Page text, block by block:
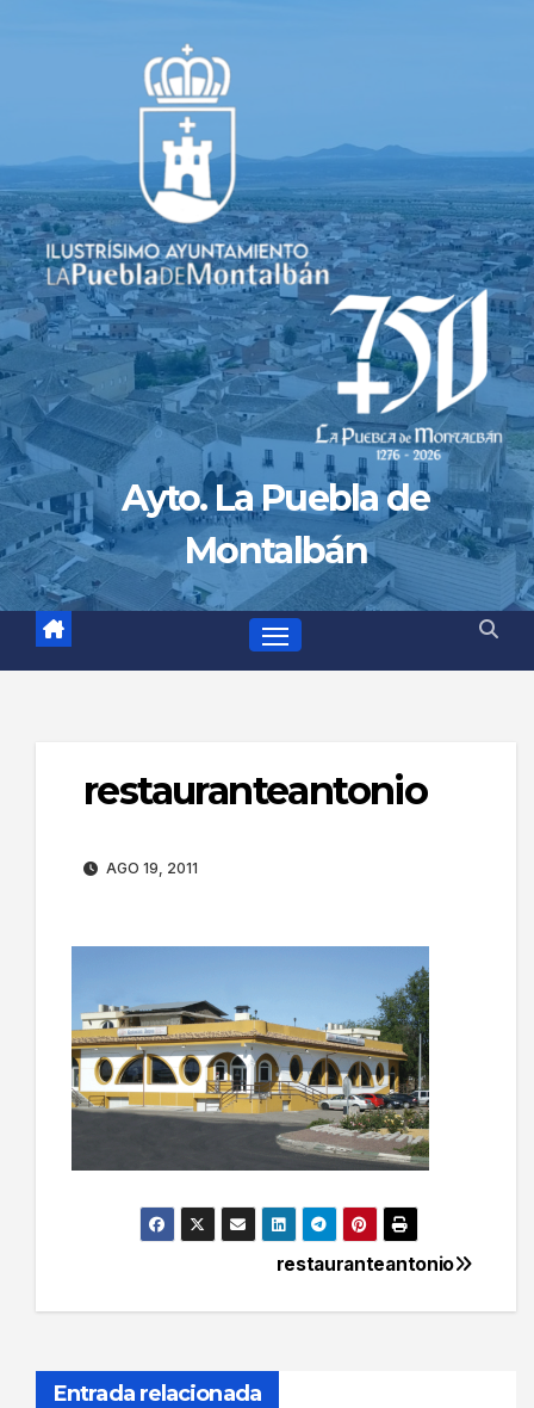
Ayto. La Puebla de
Montalbán
restauranteantonio
AGO 19, 2011
Navegación
de
entradas
restauranteantonio
Entrada relacionada